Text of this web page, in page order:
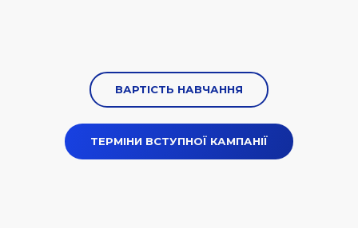
ВАРТІСТЬ НАВЧАННЯ
ТЕРМІНИ ВСТУПНОЇ КАМПАНІЇ